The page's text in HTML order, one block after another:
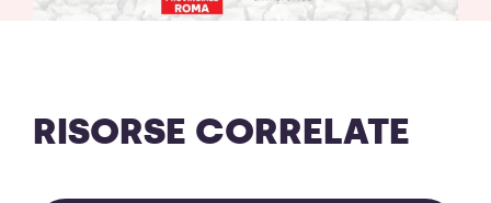
RISORSE CORRELATE